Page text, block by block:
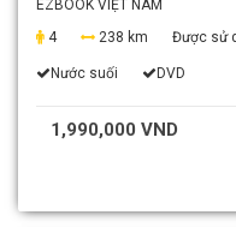
EZBOOK VIỆT NAM
4
238 km Được sử
Nước suối DVD
1,990,000 VND